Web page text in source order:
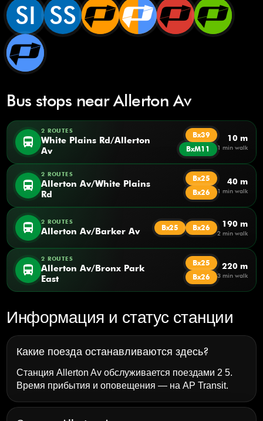
SI SS
Bus stops near Allerton Av
directions_bus
2 ROUTES
White Plains Rd/Allerton
Av
Bx39
BxM11
10 m
1 min walk
directions_bus
2 ROUTES
Allerton Av/White Plains
Rd
Bx25
Bx26
40 m
1 min walk
directions_bus 2 ROUTES
Allerton Av/Barker Av Bx25 Bx26 190 m
2 min walk
directions_bus
2 ROUTES
Allerton Av/Bronx Park
East
Bx25
Bx26
220 m
3 min walk
Информация и статус станции
Какие поезда останавливаются здесь?
Станция Allerton Av обслуживается поездами 2 5.
Время прибытия и оповещения — наAP Transit.